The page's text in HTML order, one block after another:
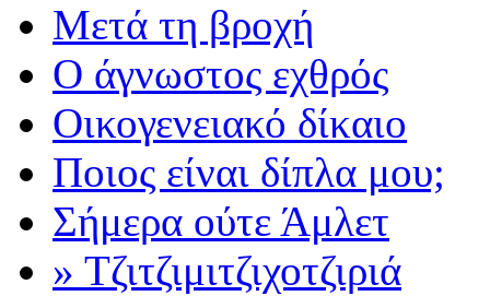
Μετά τη βροχή
Ο άγνωστος εχθρός
Οικογενειακό δίκαιο
Ποιος είναι δίπλα μου;
Σήμερα ούτε Άμλετ
» Τζιτζιμιτζιχοτζιριά